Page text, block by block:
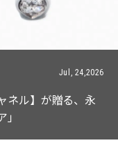
Jul, 15,2026
作! 週5で着たく